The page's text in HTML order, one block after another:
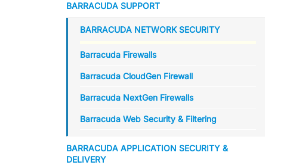
BARRACUDA SUPPORT
BARRACUDA NETWORK SECURITY
Barracuda Firewalls
Barracuda CloudGen Firewall
Barracuda NextGen Firewalls
Barracuda Web Security & Filtering
BARRACUDA APPLICATION SECURITY &
DELIVERY